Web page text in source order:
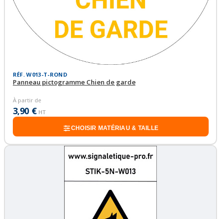
RÉF. W013-T-ROND
Panneau pictogramme Chien de garde
À partir de
3,90 € HT
CHOISIR MATÉRIAU & TAILLE